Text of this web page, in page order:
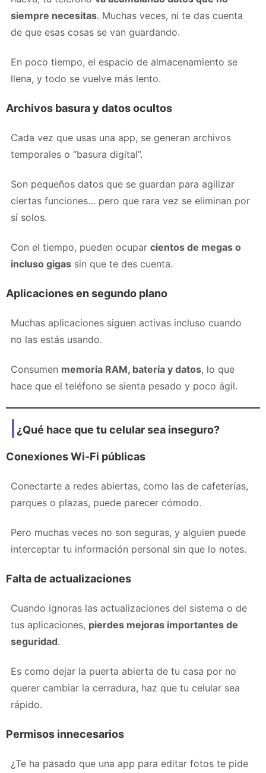
siempre necesitas. Muchas veces, ni te das cuenta
de que esas cosas se van guardando.
En poco tiempo, el espacio de almacenamiento se
llena, y todo se vuelve más lento.
Archivos basura y datos ocultos
Cada vez que usas una app, se generan archivos
temporales o “basura digital”.
Son pequeños datos que se guardan para agilizar
ciertas funciones… pero que rara vez se eliminan por
sí solos.
Con el tiempo, pueden ocupar cientos de megas o
incluso gigas sin que te des cuenta.
Aplicaciones en segundo plano
Muchas aplicaciones siguen activas incluso cuando
no las estás usando.
Consumen memoria RAM, batería y datos, lo que
hace que el teléfono se sienta pesado y poco ágil.
¿Qué hace que tu celular sea inseguro?
Conexiones Wi-Fi públicas
Conectarte a redes abiertas, como las de cafeterías,
parques o plazas, puede parecer cómodo.
Pero muchas veces no son seguras, y alguien puede
interceptar tu información personal sin que lo notes.
Falta de actualizaciones
Cuando ignoras las actualizaciones del sistema o de
tus aplicaciones, pierdes mejoras importantes de
seguridad.
Es como dejar la puerta abierta de tu casa por no
querer cambiar la cerradura, haz que tu celular sea
rápido.
Permisos innecesarios
¿Te ha pasado que una app para editar fotos te pide